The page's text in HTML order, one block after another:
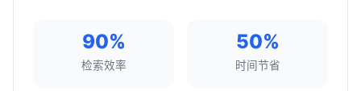
90%
检索效率
50%
时间节省